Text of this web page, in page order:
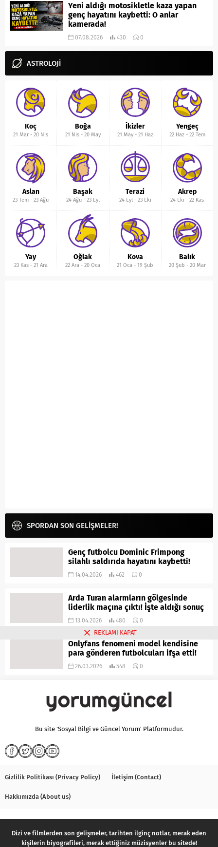
Yeni aldığı motosikletle kaza yapan
genç hayatını kaybetti: O anlar
kamerada!
07.08.2026 430 0
ASTROLOJİ
Koç
21 Mar -20 Nis
Boğa
21 Nis- 20 May
İkizler
21 May- 21 Haz
Yengeç
22 Haz- 22 Tem
Aslan
23 Tem -23 Ağu
Başak
24 Ağu- 23 Eyl
Terazi
24 Eyl - 23 Eki
Akrep
24 Eki -22 Kas
Yay
23 Kas- 21 Ara
Oğlak
22 Ara -20 Oca
Kova
21 Oca -19 Şub
Balık
20 Şub - 20 Mar
SPORDAN SON GELİŞMELER!
Genç futbolcu Dominic Frimpong
silahlı saldırıda hayatını kaybetti!
14.04.2026 462 0
Arda Turan alarmların gölgesinde
liderlik maçına çıktı! İşte aldığı sonuç
13.04.2026 480 0
Onlyfans fenomeni model kendisine
para gönderen futbolcuları ifşa etti!
26.03.2026 548 0
Bu site 'Sosyal Bilgi ve Güncel Yorum' Platformudur.
Gizlilik Politikası (Privacy Policy) İletişim (Contact)
Hakkımızda (About us)
Dizi ve filmlerden son gelişmeler, tarihten ilginç notlar, merak eden
kişilerin biyografileri, merak ettiğiniz müzisyenler bu sitede!
REKLAMI KAPAT